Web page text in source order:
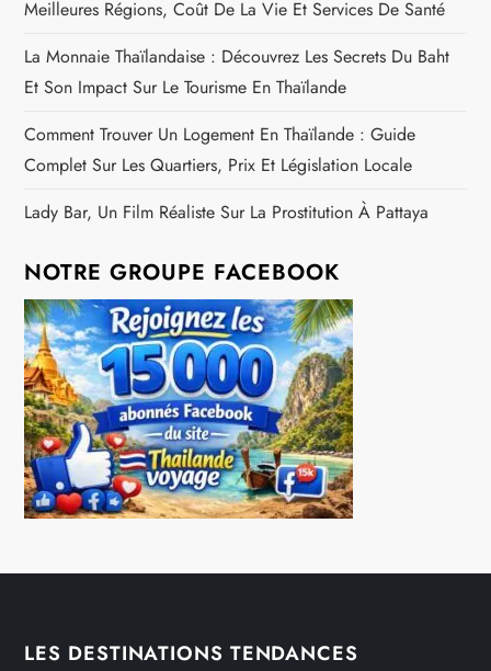
Meilleures Régions, Coût De La Vie Et Services De Santé
La Monnaie Thaïlandaise : Découvrez Les Secrets Du Baht
Et Son Impact Sur Le Tourisme En Thaïlande
Comment Trouver Un Logement En Thaïlande : Guide
Complet Sur Les Quartiers, Prix Et Législation Locale
Lady Bar, Un Film Réaliste Sur La Prostitution À Pattaya
NOTRE GROUPE FACEBOOK
LES DESTINATIONS TENDANCES